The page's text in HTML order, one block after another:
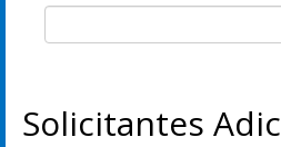
Solicitantes